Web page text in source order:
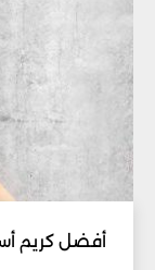
أفضل كريم